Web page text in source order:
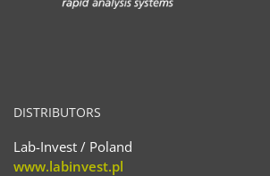
DISTRIBUTORS
Lab-Invest / Poland
www.labinvest.pl